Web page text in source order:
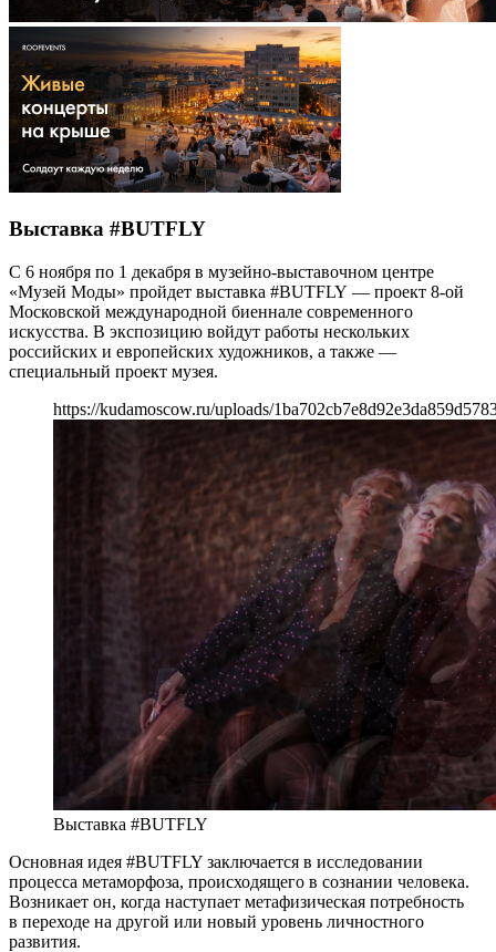
Выставка #BUTFLY
С 6 ноября по 1 декабря в музейно-выставочном центре
«Музей Моды» пройдет выставка #BUTFLY — проект 8-ой
Московской международной биеннале современного
искусства. В экспозицию войдут работы нескольких
российских и европейских художников, а также —
специальный проект музея.
https://kudamoscow.ru/uploads/
Выставка #BUTFLY
Основная идея #BUTFLY заключается в исследовании
процесса метаморфоза, происходящего в сознании человека.
Возникает он, когда наступает метафизическая потребность
в переходе на другой или новый уровень личностного
развития.